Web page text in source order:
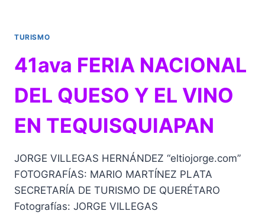
TURISMO
41ava FERIA NACIONAL
DEL QUESO Y EL VINO
EN TEQUISQUIAPAN
JORGE VILLEGAS HERNÁNDEZ “eltiojorge.com”
FOTOGRAFÍAS: MARIO MARTÍNEZ PLATA
SECRETARÍA DE TURISMO DE QUERÉTARO
Fotografías: JORGE VILLEGAS